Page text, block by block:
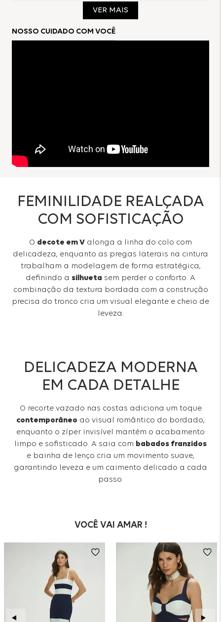
80% Algodão
20% Poliéster
VER MAIS
NOSSO CUIDADO COM VOCÊ
FEMINILIDADE REALÇADA
COM SOFISTICAÇÃO
O decote em V alonga a linha do colo com
delicadeza, enquanto as pregas laterais na cintura
trabalham a modelagem de forma estratégica,
definindo a silhueta sem perder o conforto. A
combinação da textura bordada com a construção
precisa do tronco cria um visual elegante e cheio de
leveza.
DELICADEZA MODERNA
EM CADA DETALHE
O recorte vazado nas costas adiciona um toque
contemporâneo ao visual romântico do bordado,
enquanto o zíper invisível mantém o acabamento
limpo e sofisticado. A saia com babados franzidos
e bainha de lenço cria um movimento suave,
garantindo leveza e um caimento delicado a cada
passo.
VOCÊ VAI AMAR !